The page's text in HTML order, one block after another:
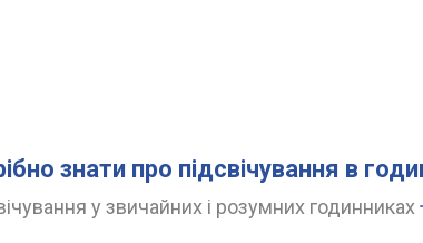
знати про підсвічування в
у звичайних і розумних годинниках